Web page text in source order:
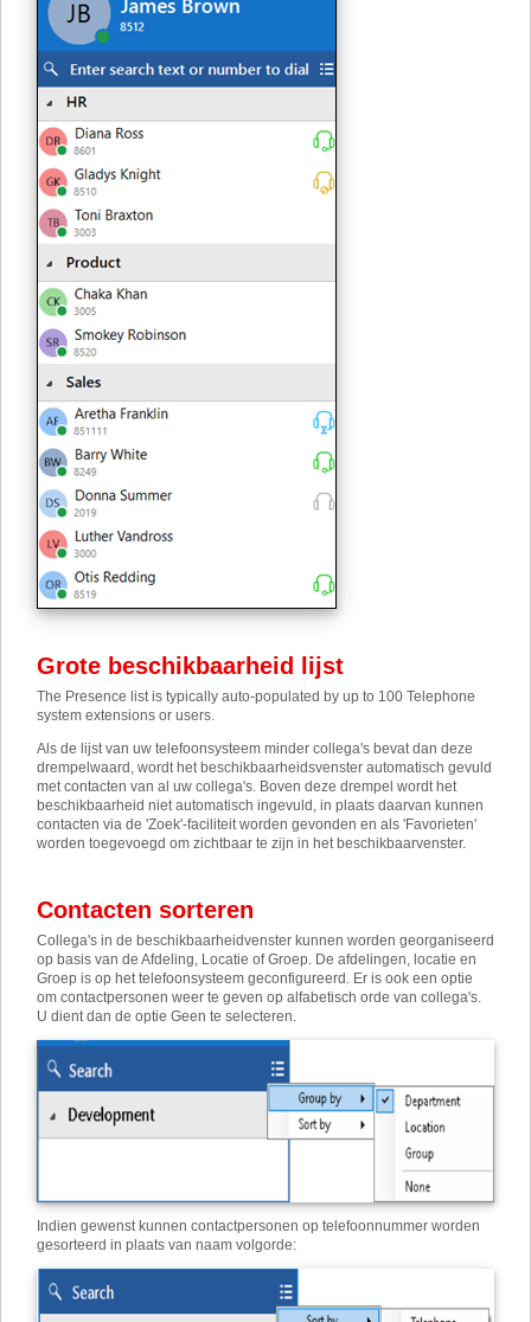
Grote beschikbaarheid lijst
The Presence list is typically auto-populated by up to 100 Telephone
system extensions or users.
Als de lijst van uw telefoonsysteem minder collega's bevat dan deze
drempelwaard, wordt het beschikbaarheidsvenster automatisch gevuld
met contacten van al uw collega's. Boven deze drempel wordt het
beschikbaarheid niet automatisch ingevuld, in plaats daarvan kunnen
contacten via de 'Zoek'-faciliteit worden gevonden en als 'Favorieten'
worden toegevoegd om zichtbaar te zijn in het beschikbaarvenster.
Contacten sorteren
Collega's in de beschikbaarheidvenster kunnen worden georganiseerd
op basis van de Afdeling, Locatie of Groep. De afdelingen, locatie en
Groep is op het telefoonsysteem geconfigureerd. Er is ook een optie
om contactpersonen weer te geven op alfabetisch orde van collega's.
U dient dan de optie Geen te selecteren.
Indien gewenst kunnen contactpersonen op telefoonnummer worden
gesorteerd in plaats van naam volgorde: